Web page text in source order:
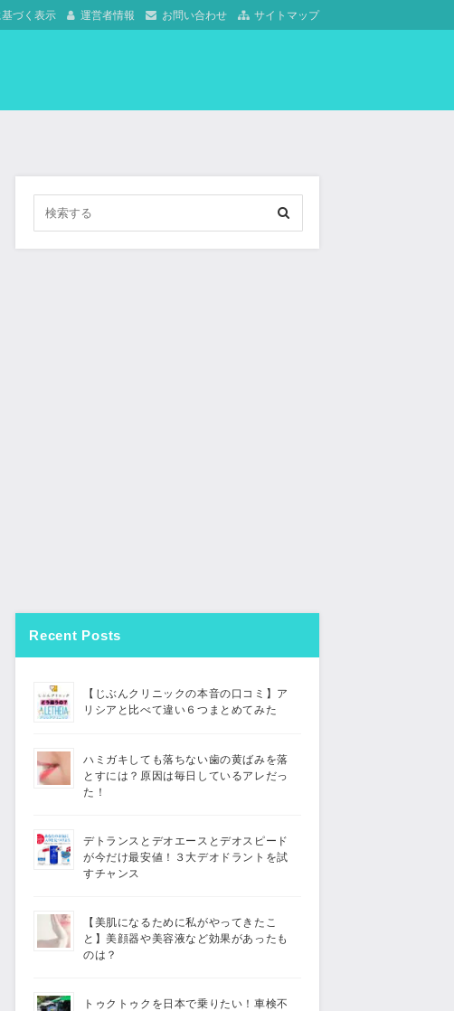
づく表示 運営者情報 お問い合わせ サイトマップ
Recent Posts
【じぶんクリニックの本音の口コミ】ア
リシアと比べて違い６つまとめてみた
ハミガキしても落ちない歯の黄ばみを落
とすには？原因は毎日しているアレだっ
た！
デトランスとデオエースとデオスピード
が今だけ最安値！３大デオドラントを試
すチャンス
【美肌になるために私がやってきたこ
と】美顔器や美容液など効果があったも
のは？
トゥクトゥクを日本で乗りたい！車検不